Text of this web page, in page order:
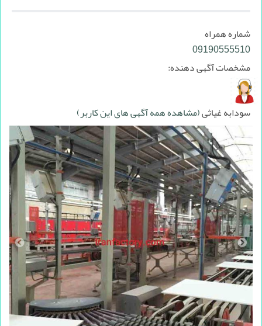
شماره همراه
09190555510
مشخصات آگهی دهنده:
سودابه غیاثی(مشاهده همه آگهی های این کاربر)